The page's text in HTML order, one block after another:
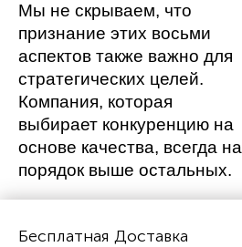
Мы не скрываем, что
признание этих восьми
аспектов также важно для
стратегических целей.
Компания, которая
выбирает конкуренцию на
основе качества, всегда на
порядок выше остальных.
Бесплатная Доставка